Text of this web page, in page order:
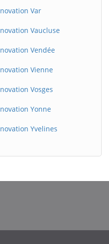
Var
Vaucluse
Vendée
Vienne
Vosges
Yonne
Yvelines